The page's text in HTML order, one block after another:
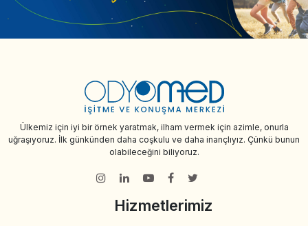
Ülkemiz için iyi bir örnek yaratmak, ilham vermek için azimle, onurla
uğraşıyoruz. İlk günkünden daha coşkulu ve daha inançlıyız. Çünkü bunun
olabileceğini biliyoruz.
Hizmetlerimiz